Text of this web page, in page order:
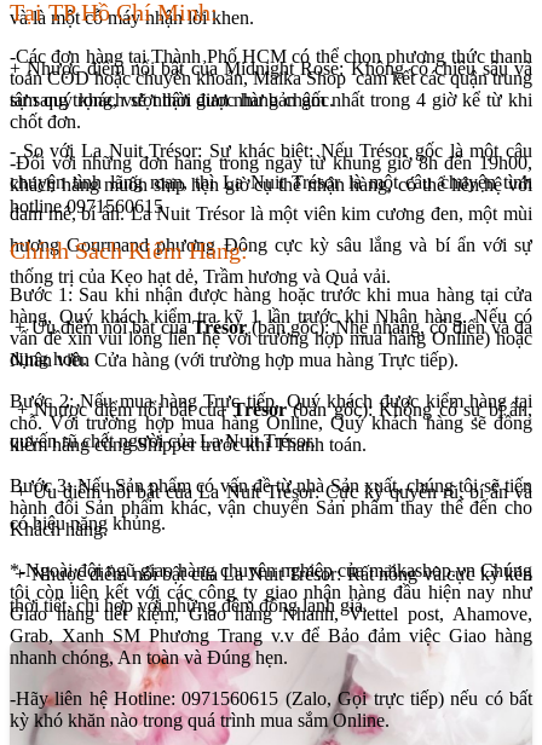
và là một cỗ máy nhận lời khen.
+ Nhược điểm nổi bật của Midnight Rose: Không có chiều sâu và
sự sang trọng, vượt thời gian như bản gốc.
- So với La Nuit Trésor: Sự khác biệt: Nếu Trésor gốc là một câu
chuyện tình lãng mạn, thì La Nuit Trésor là một câu chuyện tình
đam mê, bí ẩn. La Nuit Trésor là một viên kim cương đen, một mùi
hương Gourmand phương Đông cực kỳ sâu lắng và bí ẩn với sự
thống trị của Kẹo hạt dẻ, Trầm hương và Quả vải.
+ Ưu điểm nổi bật củaTrésor(bản gốc): Nhẹ nhàng, cổ điển và đa
dụng hơn.
+ Nhược điểm nổi bật củaTrésor(bản gốc): Không có sự bí ẩn,
quyến rũ chết người của La Nuit Trésor.
+ Ưu điểm nổi bật của La Nuit Trésor: Cực kỳ quyến rũ, bí ẩn và
có hiệu năng khủng.
+ Nhược điểm nổi bật của La Nuit Trésor: Rất nồng và cực kỳ kén
thời tiết, chỉ hợp với những đêm đông lạnh giá.
Tại TP Hồ Chí Minh:
-Các đơn hàng tại Thành Phố HCM có thể chọn phương thức thanh
toán COD hoặc chuyển khoản, Maika Shop cam kết các quận trung
tâm quý khách sẽ nhận được hàng chậm nhất trong 4 giờ kể từ khi
chốt đơn.
-Đối với những đơn hàng trong ngày từ khung giờ 8h đến 19h00,
khách hàng muốn ship hẹn giờ cụ thể nhận hàng, có thể liên hệ với
hotline 0971560615
Chính Sách Kiểm Hàng:
Bước 1: Sau khi nhận được hàng hoặc trước khi mua hàng tại cửa
hàng, Quý khách kiểm tra kỹ 1 lần trước khi Nhận hàng. Nếu có
vấn đề xin vui lòng liên hệ với trường hợp mua hàng Online) hoặc
Nhân viên Cửa hàng (với trường hợp mua hàng Trực tiếp).
Bước 2: Nếu mua hàng Trực tiếp, Quý khách được kiểm hàng tại
chỗ. Với trường hợp mua hàng Online, Quý khách hàng sẽ đồng
kiểm hàng cùng Shipper trước khi Thanh toán.
Bước 3: Nếu Sản phẩm có vấn đề từ nhà Sản xuất, chúng tôi sẽ tiến
hành đổi Sản phẩm khác, vận chuyển Sản phẩm thay thế đến cho
Khách hàng.
*-Ngoài đội ngũ giao hàng chuyên nghiệp của maikashop.vn Chúng
tôi còn liên kết với các công ty giao nhận hàng đầu hiện nay như
Giao hàng tiết kiệm, Giao hàng Nhanh, Viettel post, Ahamove,
Grab, Xanh SM Phương Trang v.v để Bảo đảm việc Giao hàng
nhanh chóng, An toàn và Đúng hẹn.
-Hãy liên hệ Hotline: 0971560615 (Zalo, Gọi trực tiếp) nếu có bất
kỳ khó khăn nào trong quá trình mua sắm Online.